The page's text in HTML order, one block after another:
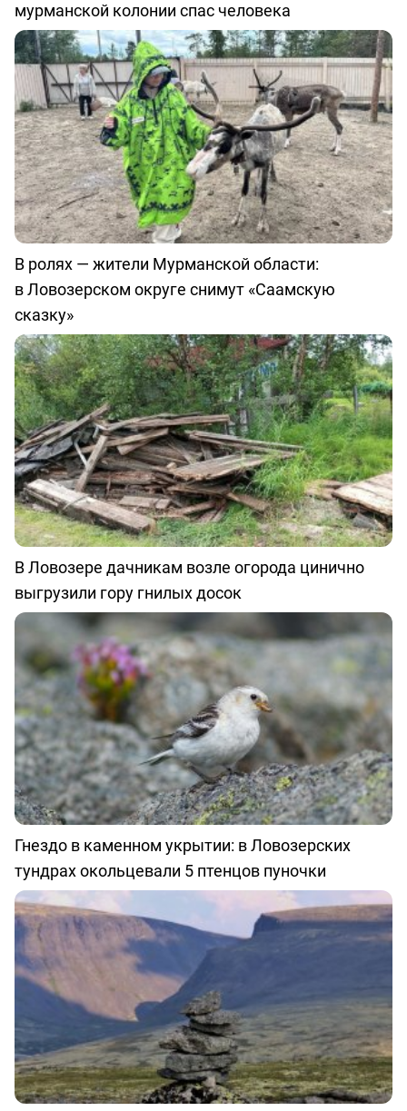
мурманской колонии спас человека
В ролях — жители Мурманской области:
в Ловозерском округе снимут «Саамскую
сказку»
В Ловозере дачникам возле огорода цинично
выгрузили гору гнилых досок
Гнездо в каменном укрытии: в Ловозерских
тундрах окольцевали 5 птенцов пуночки